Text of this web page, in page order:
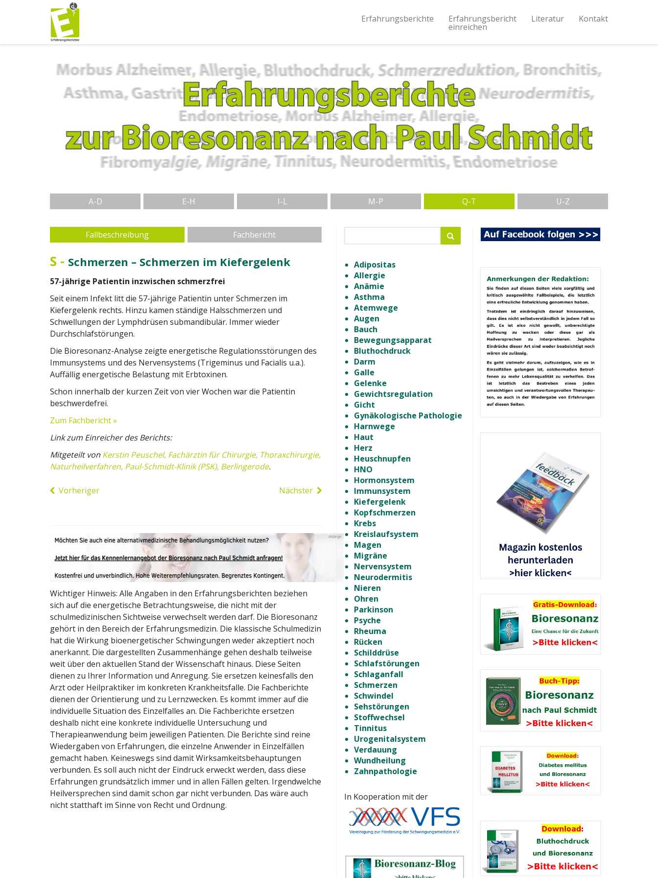
Erfahrungsberichte Erfahrungsbericht
einreichen
Literatur Kontakt
A-D E-H I-L M-P Q-T U-Z
Fallbeschreibung Fachbericht
S - Schmerzen – Schmerzen im Kiefergelenk
57-jährige Patientin inzwischen schmerzfrei
Seit einem Infekt litt die 57-jährige Patientin unter Schmerzen im
Kiefergelenk rechts. Hinzu kamen ständige Halsschmerzen und
Schwellungen der Lymphdrüsen submandibulär. Immer wieder
Durchschlafstörungen.
Die Bioresonanz-Analyse zeigte energetische Regulationsstörungen des
Immunsystems und des Nervensystems (Trigeminus und Facialis u.a.).
Auffällig energetische Belastung mit Erbtoxinen.
Schon innerhalb der kurzen Zeit von vier Wochen war die Patientin
beschwerdefrei.
Zum Fachbericht »
Link zum Einreicher des Berichts:
Mitgeteilt von Kerstin Peuschel, Fachärztin für Chirurgie, Thoraxchirurgie,
Naturheilverfahren, Paul-Schmidt-Klinik (PSK), Berlingerode.
Vorheriger Nächster
Wichtiger Hinweis: Alle Angaben in den Erfahrungsberichten beziehen
sich auf die energetische Betrachtungsweise, die nicht mit der
schulmedizinischen Sichtweise verwechselt werden darf. Die Bioresonanz
gehört in den Bereich der Erfahrungsmedizin. Die klassische Schulmedizin
hat die Wirkung bioenergetischer Schwingungen weder akzeptiert noch
anerkannt. Die dargestellten Zusammenhänge gehen deshalb teilweise
weit über den aktuellen Stand der Wissenschaft hinaus. Diese Seiten
dienen zu Ihrer Information und Anregung. Sie ersetzen keinesfalls den
Arzt oder Heilpraktiker im konkreten Krankheitsfalle. Die Fachberichte
dienen der Orientierung und zu Lernzwecken. Es kommt immer auf die
individuelle Situation des Einzelfalles an. Die Fachberichte ersetzen
deshalb nicht eine konkrete individuelle Untersuchung und
Therapieanwendung beim jeweiligen Patienten. Die Berichte sind reine
Wiedergaben von Erfahrungen, die einzelne Anwender in Einzelfällen
gemacht haben. Keineswegs sind damit Wirksamkeitsbehauptungen
verbunden. Es soll auch nicht der Eindruck erweckt werden, dass diese
Erfahrungen grundsätzlich immer und in allen Fällen gelten. Irgendwelche
Heilversprechen sind damit schon gar nicht verbunden. Das wäre auch
nicht statthaft im Sinne von Recht und Ordnung.
Adipositas
Allergie
Anämie
Asthma
Atemwege
Augen
Bauch
Bewegungsapparat
Bluthochdruck
Darm
Galle
Gelenke
Gewichtsregulation
Gicht
Gynäkologische Pathologie
Harnwege
Haut
Herz
Heuschnupfen
HNO
Hormonsystem
Immunsystem
Kiefergelenk
Kopfschmerzen
Krebs
Kreislaufsystem
Magen
Migräne
Nervensystem
Neurodermitis
Nieren
Ohren
Parkinson
Psyche
Rheuma
Rücken
Schilddrüse
Schlafstörungen
Schlaganfall
Schmerzen
Schwindel
Sehstörungen
Stoffwechsel
Tinnitus
Urogenitalsystem
Verdauung
Wundheilung
Zahnpathologie
In Kooperation mit der